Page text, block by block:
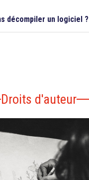
décompiler un logiciel ?
Droits d'auteur